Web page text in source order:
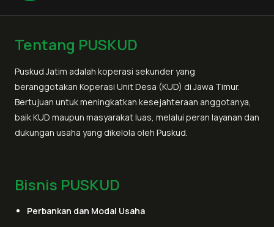
Tentang PUSKUD
Puskud Jatim adalah koperasi sekunder yang
beranggotakan Koperasi Unit Desa (KUD) di Jawa Timur.
Bertujuan untuk meningkatkan kesejahteraan anggotanya,
baik KUD maupun masyarakat luas, melalui peran layanan dan
dukungan usaha yang dikelola oleh Puskud.
Bisnis PUSKUD
Perbankan dan Modal Usaha